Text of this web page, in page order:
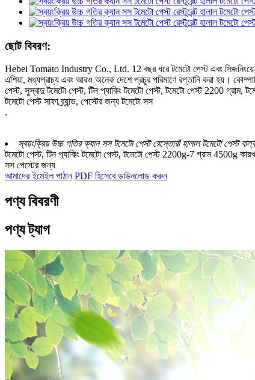
ছোট বিবরণ:
Hebei Tomato Industry Co., Ltd. 12 বছর ধরে টমেটো পেস্ট এবং সিজনিংয়ে
এশিয়া, মধ্যপ্রাচ্য এবং আরও অনেক দেশে প্রচুর পরিমাণে রপ্তানি করা হয়।
পেস্ট, সুস্বাদু টমেটো পেস্ট, টিন প্যাকিং টমেটো পেস্ট, টমেটো পেস্ট 2200 গ্রাম,
টমেটো পেস্ট সাফা ব্র্যান্ড, পেস্টের জন্য টমেটো সস
.
স্বয়ংক্রিয় উচ্চ গতির ক্যান সস টমেটো পেস্ট রেস্তোরাঁ হালাল টমেটো পেস্ট
টমেটো পেস্ট, টিন প্যাকিং টমেটো পেস্ট, টমেটো পেস্ট 2200g-7 গ্রাম 4500g
সস পেস্টের জন্য
আমাদের ইমেইল পাঠান PDF হিসেবে ডাউনলোড করুন
পণ্য বিবরণী
পণ্য ট্যাগ